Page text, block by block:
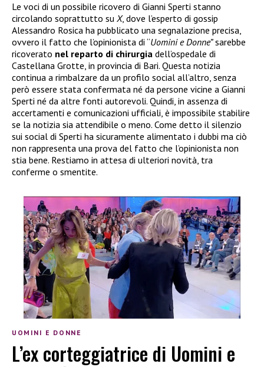
Le voci di un possibile ricovero di Gianni Sperti stanno
circolando soprattutto su X, dove l’esperto di gossip
Alessandro Rosica ha pubblicato una segnalazione precisa,
ovvero il fatto che l’opinionista di “Uomini e Donne”sarebbe
ricoverato nel reparto di chirurgia dell’ospedale di
Castellana Grotte, in provincia di Bari. Questa notizia
continua a rimbalzare da un profilo social all’altro, senza
però essere stata confermata né da persone vicine a Gianni
Sperti né da altre fonti autorevoli. Quindi, in assenza di
accertamenti e comunicazioni ufficiali, è impossibile stabilire
se la notizia sia attendibile o meno. Come detto il silenzio
sui social di Sperti ha sicuramente alimentato i dubbi ma ciò
non rappresenta una prova del fatto che l’opinionista non
stia bene. Restiamo in attesa di ulteriori novità, tra
conferme o smentite.
UOMINI E DONNE
L’ex corteggiatrice di Uomini e